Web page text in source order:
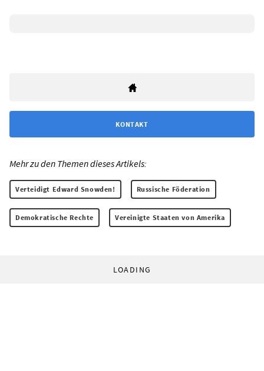
KONTAKT
Mehr zu den Themen dieses Artikels:
Verteidigt Edward Snowden! Russische Föderation
Demokratische Rechte Vereinigte Staaten von Amerika
LOADING